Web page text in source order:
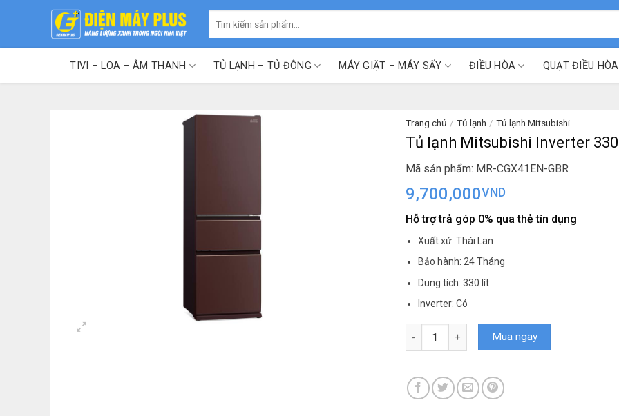
kiếm:
TIVI – LOA – ÂM THANH TỦ LẠNH – TỦ ĐÔNG MÁY GIẶT – MÁY SẤY ĐIỀU HÒA QUẠT ĐIỀU HÒA
Trang chủ / Tủ lạnh / Tủ lạnh Mitsubishi
Tủ lạnh Mitsubishi Inverter
Mã sản phẩm: MR-CGX41EN-GBR
9,700,000VND
Hỗ trợ trả góp 0% qua thẻ tín dụng
Xuất xứ: Thái Lan
Bảo hành: 24 Tháng
Dung tích: 330 lít
Inverter: Có
Tủ lạnh Mitsubishi Inverter 330 lít MR-
Mua ngay